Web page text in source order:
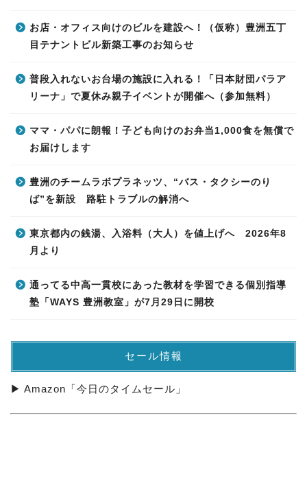
お店・オフィス向けのビルを建設へ！（仮称）豊洲五丁
目テナントビル新築工事のお知らせ
普段入れないお台場の施設に入れる！「日本財団パラア
リーナ」で夏休み親子イベントが開催へ（参加無料）
ママ・パパに朗報！子ども向けのお弁当1,000食を無償で
お届けします
豊洲のチームラボプラネッツ、“バス・タクシーのり
ば”を新設 路駐トラブルの解消へ
東京都内の銭湯、入浴料（大人）を値上げへ 2026年8
月より
通ってる中高一貫校にあった教材を学習できる個別指導
塾「WAYS 豊洲教室」が7月29日に開校
セール情報
▶ Amazon「今日のタイムセール」